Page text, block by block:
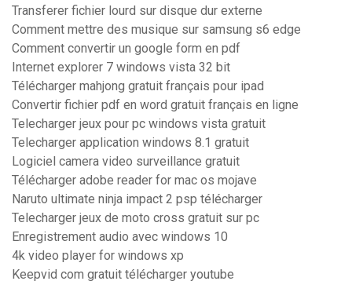
Transferer fichier lourd sur disque dur externe
Comment mettre des musique sur samsung s6 edge
Comment convertir un google form en pdf
Internet explorer 7 windows vista 32 bit
Télécharger mahjong gratuit français pour ipad
Convertir fichier pdf en word gratuit français en ligne
Telecharger jeux pour pc windows vista gratuit
Telecharger application windows 8.1 gratuit
Logiciel camera video surveillance gratuit
Télécharger adobe reader for mac os mojave
Naruto ultimate ninja impact 2 psp télécharger
Telecharger jeux de moto cross gratuit sur pc
Enregistrement audio avec windows 10
4k video player for windows xp
Keepvid com gratuit télécharger youtube